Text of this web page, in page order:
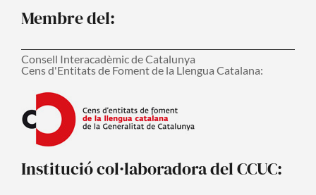
Membre del:
Consell Interacadèmic de Catalunya
Cens d'Entitats de Foment de la Llengua Catalana:
Institució col·laboradora del CCUC: